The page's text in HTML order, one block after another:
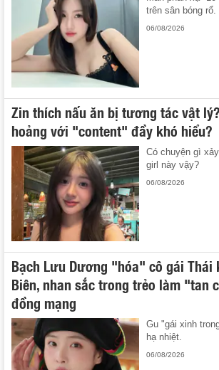
trên sân bóng rổ.
06/08/2026
Zin thích nấu ăn bị tương tác vật
hoảng với "content" đầy khó hiểu?
Có chuyện gì
girl này vậy?
06/08/2026
Bạch Lưu Dương "hóa" cô gái
Biên, nhan sắc trong trẻo làm "tan
đồng mạng
Gu "gái xinh
hạ nhiệt.
06/08/2026